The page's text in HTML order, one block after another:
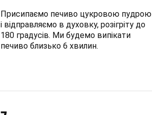
Присипаємо печиво цукровою пудрою
і відправляємо в духовку, розігріту до
180 градусів. Ми будемо випікати
печиво близько 6 хвилин.